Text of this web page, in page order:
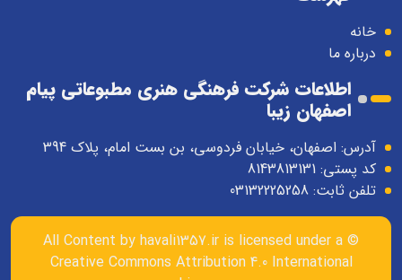
خانه
درباره ما
اطلاعات شرکت فرهنگی هنری مطبوعاتی پیام
اصفهان زیبا
آدرس: اصفهان، خیابان فردوسی، بن بست امام، پلاک 394
کد پستی: 8143813131
تلفن ثابت: 03132225258
© All Content by
havali1357.ir is licensed under a
Creative Commons Attribution 4.0 International